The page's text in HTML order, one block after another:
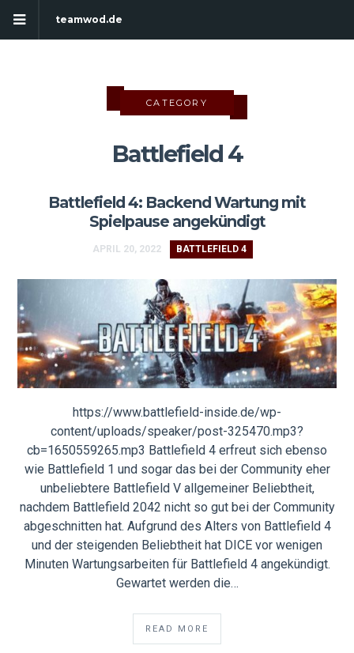
teamwod.de
CATEGORY
Battlefield 4
Battlefield 4: Backend Wartung mit
Spielpause angekündigt
APRIL 20, 2022 BATTLEFIELD 4
https://www.battlefield-inside.de/wp-
content/uploads/speaker/post-325470.mp3?
cb=1650559265.mp3 Battlefield 4 erfreut sich ebenso
wie Battlefield 1 und sogar das bei der Community eher
unbeliebtere Battlefield V allgemeiner Beliebtheit,
nachdem Battlefield 2042 nicht so gut bei der Community
abgeschnitten hat. Aufgrund des Alters von Battlefield 4
und der steigenden Beliebtheit hat DICE vor wenigen
Minuten Wartungsarbeiten für Battlefield 4 angekündigt.
Gewartet werden die…
READ MORE